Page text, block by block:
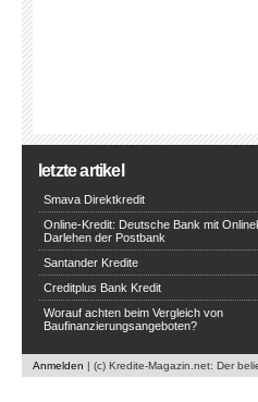
letzte artikel
Smava Direktkredit
Online-Kredit: Deutsche Bank mit
Darlehen der Postbank
Santander Kredite
Creditplus Bank Kredit
Worauf achten beim Vergleich von
Baufinanzierungsangeboten?
Anmelden | (c) Kredite-Magazin.net: Der